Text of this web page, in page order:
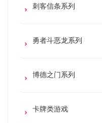
刺客信条系列
勇者斗恶龙系列
博德之门系列
卡牌类游戏